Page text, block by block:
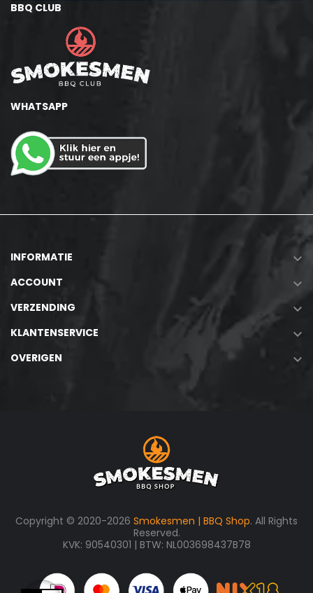
BBQ CLUB
WHATSAPP
INFORMATIE 
ACCOUNT 
VERZENDING 
KLANTENSERVICE 
OVERIGEN 
Copyright © 2020-2026 Smokesmen | BBQ Shop. All Rights
Reserved.
KVK: 90540301 | BTW: NL003698437B78